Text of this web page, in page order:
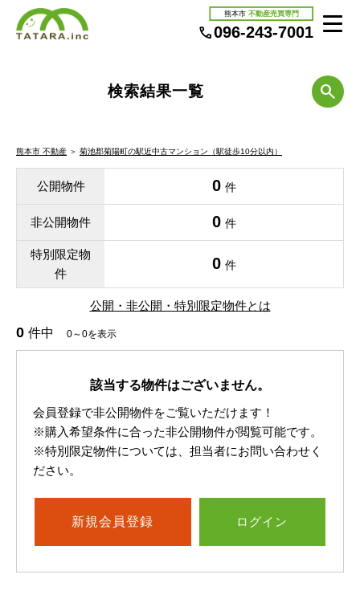
熊本市 不動産売買専門
096-243-7001
検索結果一覧
熊本市 不動産 ＞ 菊池郡菊陽町の駅近中古マンション（駅徒歩10分以内）
公開物件 0 件
非公開物件 0 件
特別限定物
件
0 件
公開・非公開・特別限定物件とは
0 件中 0～0を表示
該当する物件はございません。
会員登録で非公開物件をご覧いただけます！
※購入希望条件に合った非公開物件が閲覧可能です。
※特別限定物件については、担当者にお問い合わせく
ださい。
新規会員登録 ログイン